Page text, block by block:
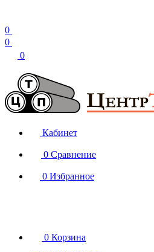
0
0
0
Кабинет
0 Сравнение
0 Избранное
0 Корзина